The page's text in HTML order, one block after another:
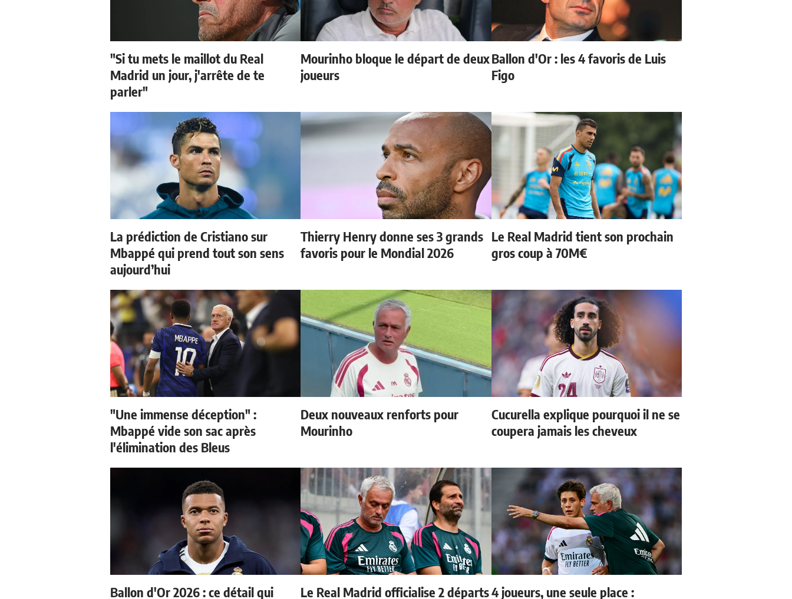
"Si tu mets le maillot du Real
Madrid un jour, j'arrête de te
parler"
Mourinho bloque le départ de deux
joueurs
Ballon d'Or : les 4 favoris de Luis
Figo
La prédiction de Cristiano sur
Mbappé qui prend tout son sens
aujourd’hui
Thierry Henry donne ses 3 grands
favoris pour le Mondial 2026
Le Real Madrid tient son prochain
gros coup à 70M€
"Une immense déception" :
Mbappé vide son sac après
l'élimination des Bleus
Deux nouveaux renforts pour
Mourinho
Cucurella explique pourquoi il ne se
coupera jamais les cheveux
Ballon d'Or 2026 : ce détail qui Le Real Madrid officialise 2 départs4 joueurs, une seule place :